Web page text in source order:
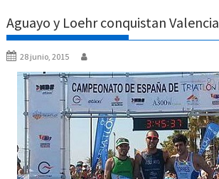
Aguayo y Loehr conquistan Valencia
28 junio, 2015